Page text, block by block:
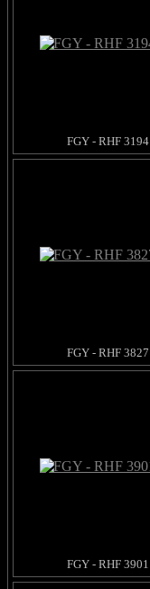
FGY - RHF 3194
FGY - RHF 3827
FGY - RHF 3901